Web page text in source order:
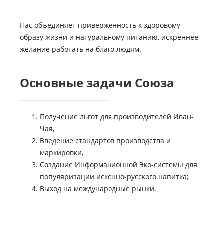
Нас объединяет приверженность к здоровому
образу жизни и натуральному питанию, искреннее
желание работать на благо людям.
Основные задачи Союза
Получение льгот для производителей Иван-
Чая,
Введение стандартов производства и
маркировки,
Создание Информационной Эко-системы для
популяризации исконно-русского напитка;
Выход на международные рынки.